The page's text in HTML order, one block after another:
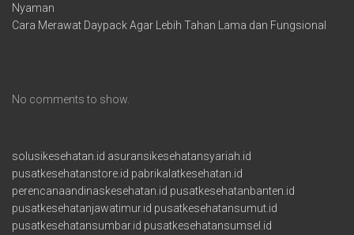
Nyaman
Cara Merawat Daypack Agar Lebih Tahan Lama dan Fungsional
No comments to show.
solusikesehatan.id asuransikesehatansyariah.id
pusatkesehatanstore.id pabrikalatkesehatan.id
perencanaandinaskesehatan.id pusatkesehatanbanten.id
pusatkesehatanjawatimur.id pusatkesehatansumut.id
pusatkesehatansumbar.id pusatkesehatansumsel.id